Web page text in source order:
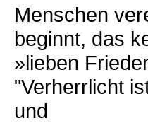
Menschen
beginnt, das
»lieben
"Verherrlicht
und